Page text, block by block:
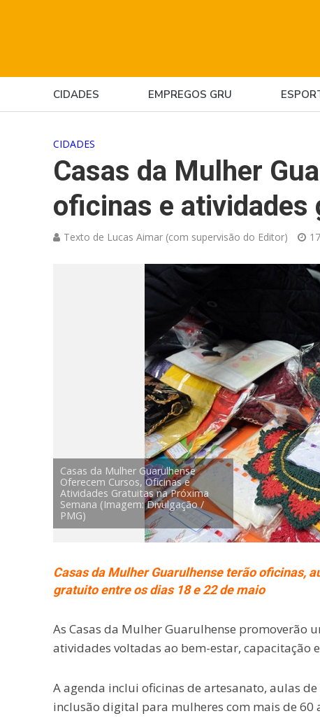
CIDADES EMPREGOS GRU
CIDADES
Casas da Mulher
oficinas e atividades
Texto de Lucas Aimar (com supervisão do Editor)
Casas da Mulher Guarulhense
Oferecem Cursos, Oficinas e
Atividades Gratuitas na Próxima
Semana (Imagem: Divulgação /
PMG)
Casas da Mulher Guarulhense terão oficinas,
gratuito entre os dias 18 e 22 de maio
As Casas da Mulher Guarulhense promoverão
atividades voltadas ao bem-estar, capacitação
A agenda inclui oficinas de artesanato, aulas
inclusão digital para mulheres com mais de 60